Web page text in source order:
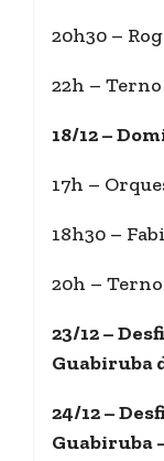
20h30 –
22h – Terno
18/12 –
17h –
18h30 –
20h –
23/12 –
Guabiruba
24/12 –
Guabiruba